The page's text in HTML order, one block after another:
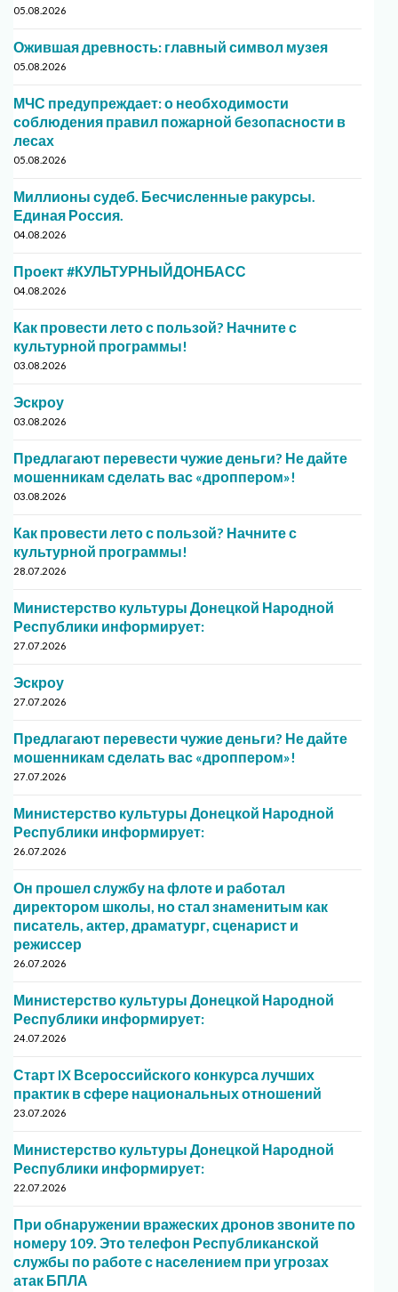
05.08.2026
Ожившая древность: главный символ музея
05.08.2026
МЧС предупреждает: о необходимости
соблюдения правил пожарной безопасности в
лесах
05.08.2026
Миллионы судеб. Бесчисленные ракурсы.
Единая Россия.
04.08.2026
Проект #КУЛЬТУРНЫЙДОНБАСС
04.08.2026
Как провести лето с пользой? Начните с
культурной программы!
03.08.2026
Эскроу
03.08.2026
Предлагают перевести чужие деньги? Не дайте
мошенникам сделать вас «дроппером»!
03.08.2026
Как провести лето с пользой? Начните с
культурной программы!
28.07.2026
Министерство культуры Донецкой Народной
Республики информирует:
27.07.2026
Эскроу
27.07.2026
Предлагают перевести чужие деньги? Не дайте
мошенникам сделать вас «дроппером»!
27.07.2026
Министерство культуры Донецкой Народной
Республики информирует:
26.07.2026
Он прошел службу на флоте и работал
директором школы, но стал знаменитым как
писатель, актер, драматург, сценарист и
режиссер
26.07.2026
Министерство культуры Донецкой Народной
Республики информирует:
24.07.2026
Старт IX Всероссийского конкурса лучших
практик в сфере национальных отношений
23.07.2026
Министерство культуры Донецкой Народной
Республики информирует:
22.07.2026
При обнаружении вражеских дронов звоните по
номеру 109. Это телефон Республиканской
службы по работе с населением при угрозах
атак БПЛА